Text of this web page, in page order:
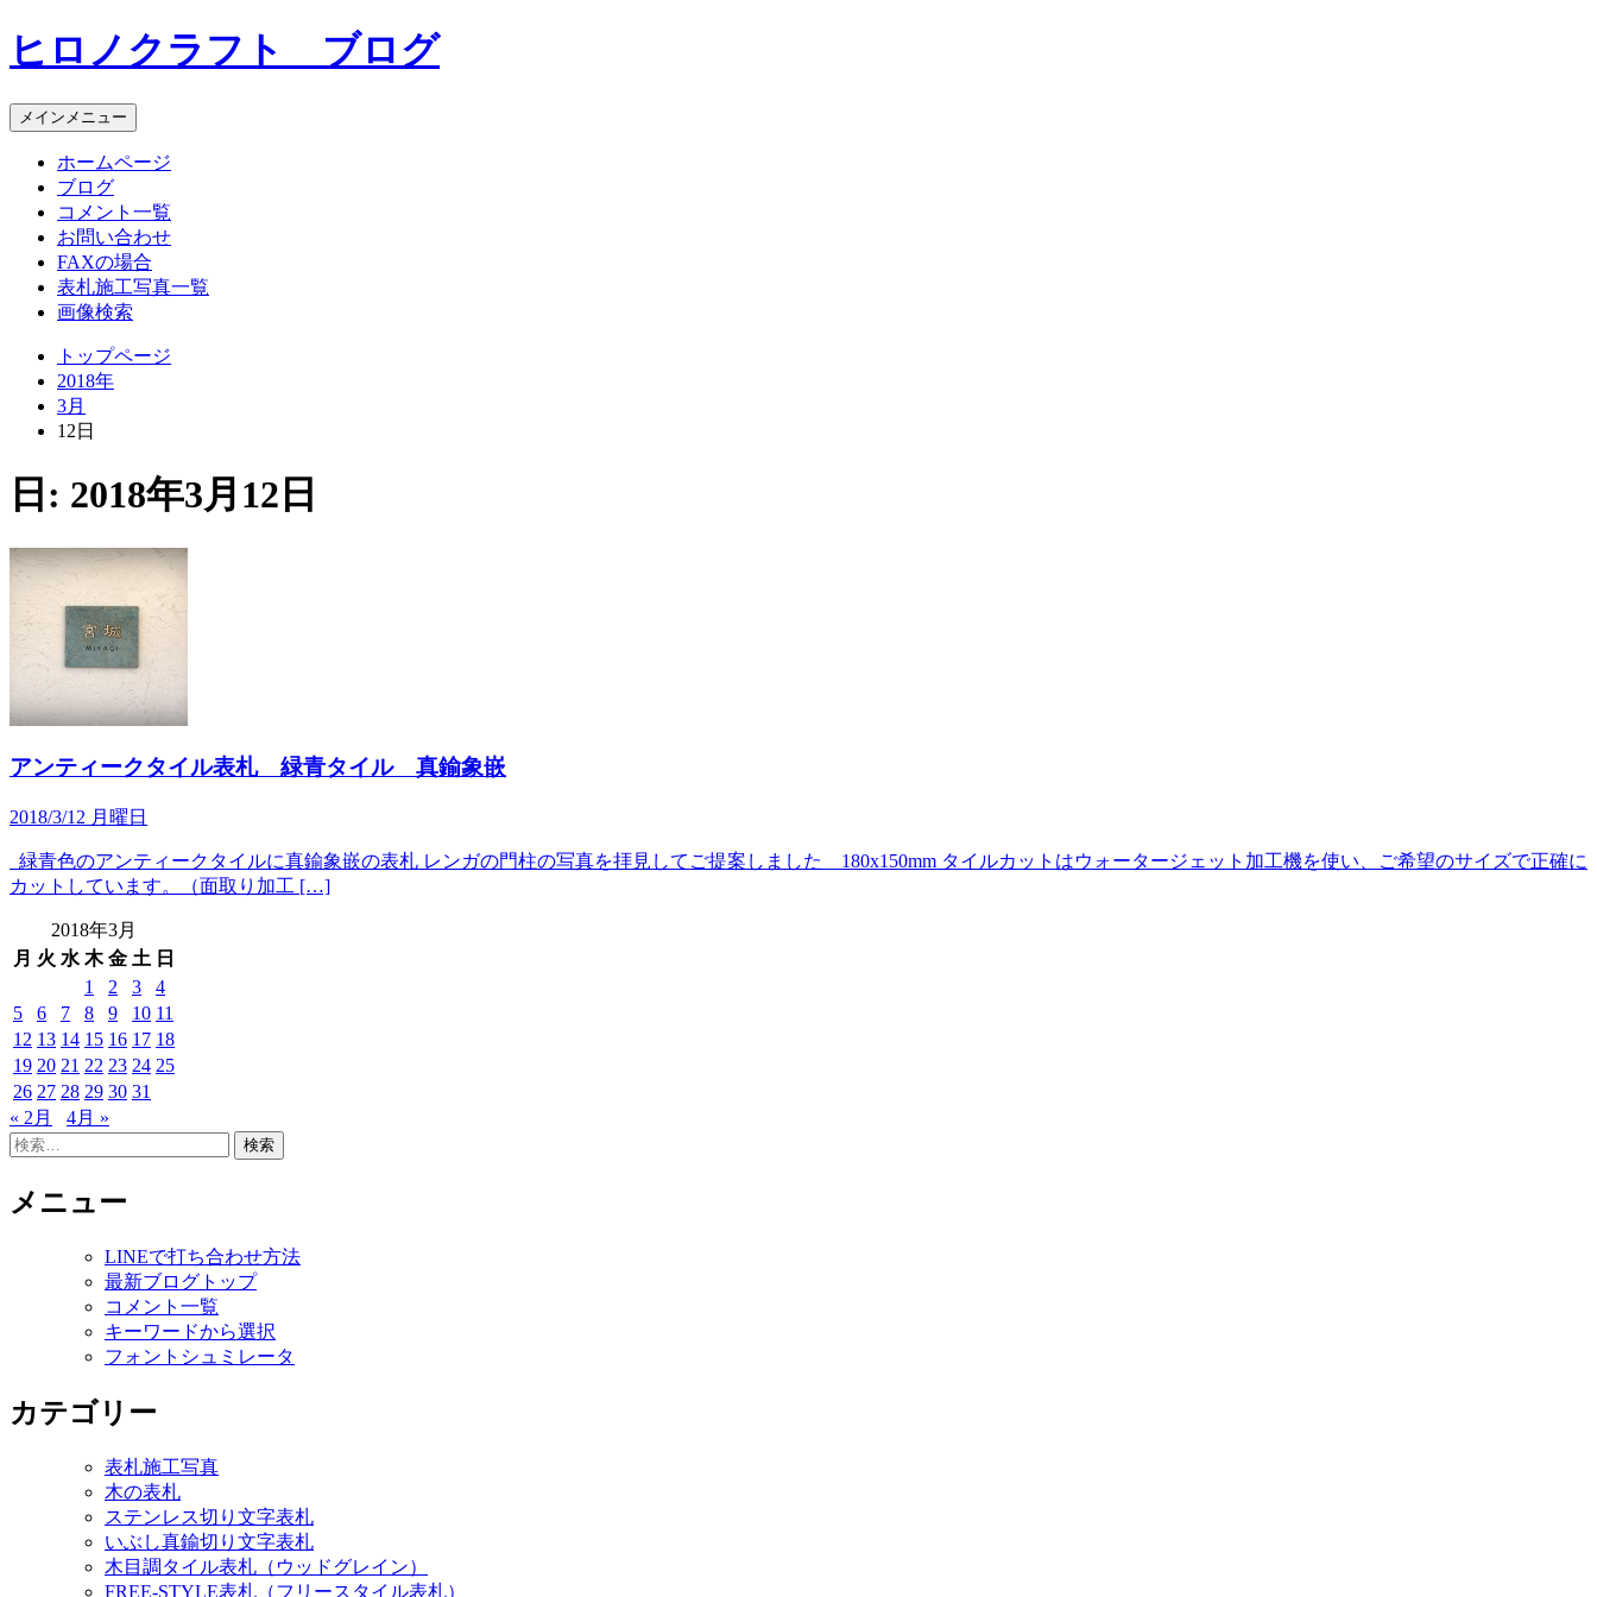
コ
ン
ン
ツ
ヒロノクラフト ブログ
メインメニュー
ホームページ
ブログ
コメント一覧
お問い合わせ
FAXの場合
表札施工写真一覧
画像検索
トップページ
2018年
3月
12日
日: 2018年3月12日
アンティークタイル表札 緑青タイル 真鍮象嵌
2018/3/12 月曜日
緑青色のアンティークタイルに真鍮象嵌の表札 レンガの門柱の写真を拝見してご提案しました 180x150mm タイルカットはウォータージェット加工機を使い、ご希望のサイズで正確に
カットしています。（面取り加工 […]
2018年3月
月 火 水 木 金 土 日
1
2 3
4
5
6 7 8 9 10 11
12 13 14 15 16 17 18
19 20 21 22 23 24 25
26 27 28 29 30 31
« 2月
4月 »
検
メニュー
LINEで打ち合わせ方法
最新ブログトップ
コメント一覧
キーワードから選択
フォントシュミレータ
カテゴリー
表札施工写真
木の表札
ステンレス切り文字表札
いぶし真鍮切り文字表札
木目調タイル表札（ウッドグレイン）
FREE-STYLE表札（フリースタイル表札）